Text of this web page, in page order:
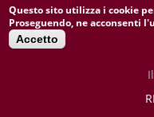
Questo sito utilizza i cookie
Proseguendo, ne acconsenti
Accetto
Il